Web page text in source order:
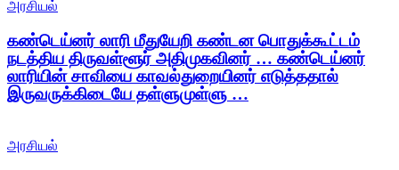
அரசியல்
கண்டெய்னர் லாரி மீதுயேறி கண்டன பொதுக்கூட்டம்
நடத்திய திருவள்ளூர் அதிமுகவினர் … கண்டெய்னர்
லாரியின் சாவியை காவல்துறையினர் எடுத்ததால்
இருவருக்கிடையே தள்ளுமுள்ளு …
அரசியல்